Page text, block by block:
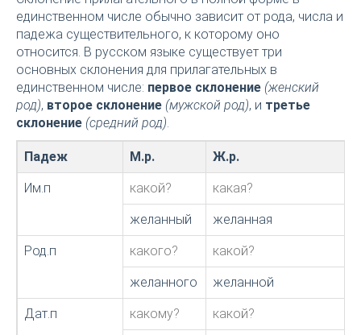
единственном числе обычно зависит от рода, числа и
падежа существительного, к которому оно
относится. В русском языке существует три
основных склонения для прилагательных в
единственном числе: первое склонение (женский
род), второе склонение (мужской род), и третье
склонение (средний род).
Падеж М.р. Ж.р.
Им.п какой? какая?
желанный желанная
Род.п какого? какой?
желанного желанной
Дат.п какому? какой?